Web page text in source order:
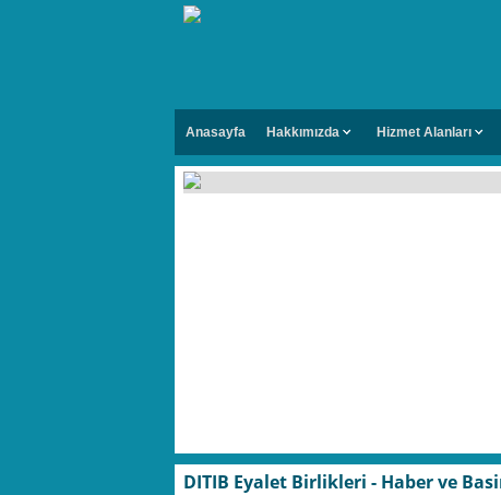
Anasayfa Hakkımızda Hizmet Alanları
DITIB Eyalet Birlikleri - Haber ve